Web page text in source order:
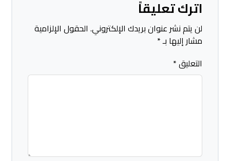
اترك تعليقاً
لن يتم نشر عنوان بريدك الإلكتروني. الحقول الإلزامية
مشار إليها بـ*
التعليق*